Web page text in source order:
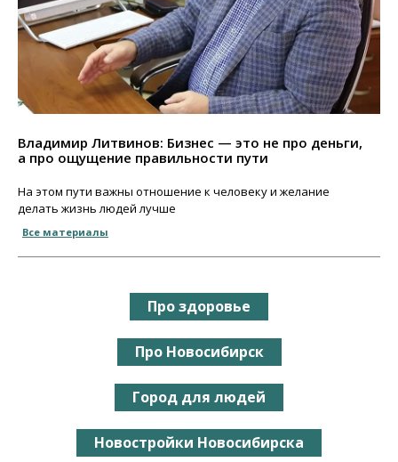
Владимир Литвинов: Бизнес — это не про деньги,
а про ощущение правильности пути
На этом пути важны отношение к человеку и желание
делать жизнь людей лучше
Все материалы
Про здоровье
Про Новосибирск
Город для людей
Новостройки Новосибирска